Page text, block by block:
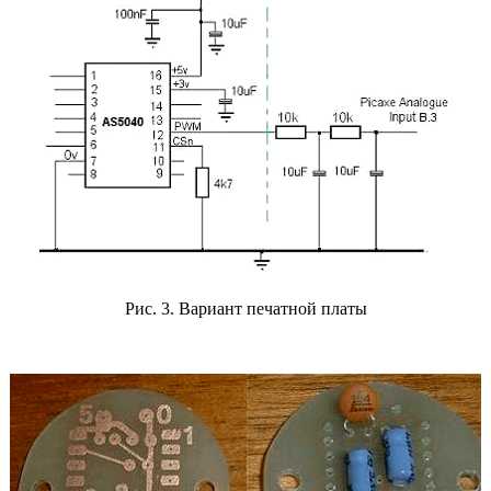
Рис. 3. Вариант печатной платы